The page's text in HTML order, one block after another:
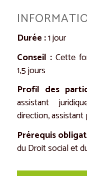
Durée :1 jour
Conseil :Cette
1,5 jours
Profil des
assistant
direction, assistant
Prérequis
du Droit social et